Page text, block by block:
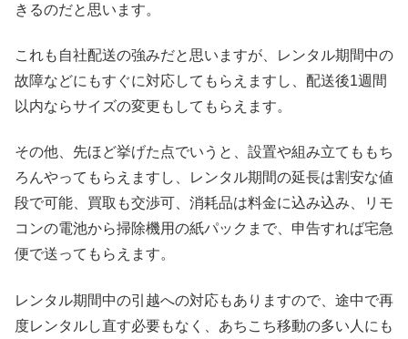
きるのだと思います。
これも自社配送の強みだと思いますが、レンタル期間中の
故障などにもすぐに対応してもらえますし、配送後1週間
以内ならサイズの変更もしてもらえます。
その他、先ほど挙げた点でいうと、設置や組み立てももち
ろんやってもらえますし、レンタル期間の延長は割安な値
段で可能、買取も交渉可、消耗品は料金に込み込み、リモ
コンの電池から掃除機用の紙パックまで、申告すれば宅急
便で送ってもらえます。
レンタル期間中の引越への対応もありますので、途中で再
度レンタルし直す必要もなく、あちこち移動の多い人にも